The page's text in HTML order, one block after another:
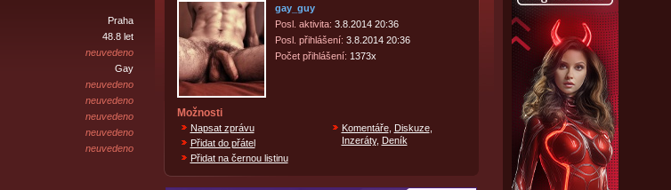
Praha
48.8 let
neuvedeno
Gay
neuvedeno
neuvedeno
neuvedeno
neuvedeno
neuvedeno
gay_guy
Posl. aktivita: 3.8.2014 20:36
Posl. přihlášení: 3.8.2014 20:36
Počet přihlášení: 1373x
Možnosti
Napsat zprávu
Přidat do přátel
Přidat na černou listinu
Komentáře, Diskuze,
Inzeráty, Deník